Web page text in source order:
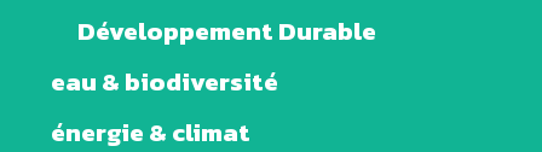
Développement Durable
eau & biodiversité
énergie & climat